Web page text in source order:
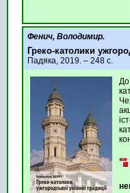
Фенич, Володимир.
Греко-католики
Падяка, 2019. – 248 с.
До